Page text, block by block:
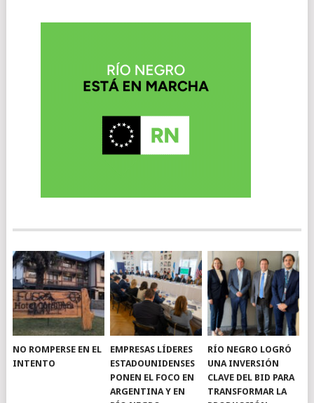
NO ROMPERSE EN EL
INTENTO
EMPRESAS LÍDERES
ESTADOUNIDENSES
PONEN EL FOCO EN
ARGENTINA Y EN
RÍO NEGRO LOGRÓ
UNA INVERSIÓN
CLAVE DEL BID PARA
TRANSFORMAR LA